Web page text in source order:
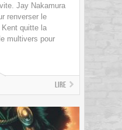
Jay Nakamura
renverser le
quitte la
multivers pour
Lire